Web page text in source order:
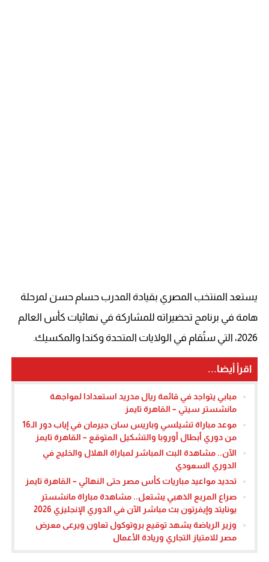
يستعد المنتخب المصري بقيادة المدرب حسام حسن لمرحلة
هامة في برنامج تحضيراته للمشاركة في نهائيات كأس العالم
2026، التي ستُقام في الولايات المتحدة وكندا والمكسيك.
اقرأ أيضا...
مبابي يتواجد في قائمة ريال مدريد استعدادا لمواجهة
مانشستر سيتي – القاهرة تايمز
موعد مباراة تشيلسي وباريس سان جيرمان في إياب دور الـ16
من دوري أبطال أوروبا والتشكيل المتوقع – القاهرة تايمز
الآن.. مشاهدة البث المباشر لمباراة الهلال والخليج في
الدوري السعودي
تحديد مواعيد مباريات كأس مصر حتى النهائي – القاهرة تايمز
صراع المربع الذهبي يشتعل.. مشاهدة مباراة مانشستر
يونايتد وإيفرتون بث مباشر الآن في الدوري الإنجليزي 2026
وزير الرياضة يشهد توقيع بروتوكول تعاون ويرعى معرض
مصر للامتياز التجاري وريادة الأعمال